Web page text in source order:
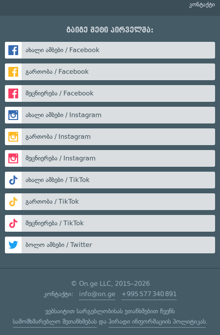
კონტაქტი
გაიგე მეტი პირველმა:
ახალი ამბები / Facebook
გართობა / Facebook
მეცნიერება / Facebook
ახალი ამბები / Instagram
გართობა / Instagram
მეცნიერება / Instagram
ახალი ამბები / TikTok
გართობა / TikTok
მეცნიერება / TikTok
ბოლო ამბები / Twitter
© On.ge LLC, 2015–2026
კონტაქტი: info@on.ge +995 577 340 891
ვებსაიტით სარგებლობისას ეთანხმებით ჩვენს
სამომხმარებლო შეთანხმებასდა პირადი ინფორმაციის პოლიტიკას.